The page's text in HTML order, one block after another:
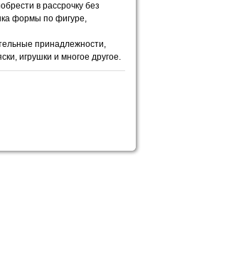
в рассрочку без
формы по фигуре,
принадлежности,
игрушки и многое другое.